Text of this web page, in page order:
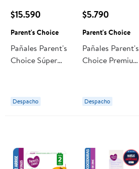
$15.590
Parent's Choice
Pañales Parent's
Choice Súper
Despacho
$5.790
Parent's Choice
Pañales Parent's
Choice Premium
Despacho